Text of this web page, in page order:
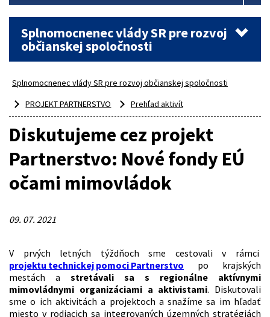
Splnomocnenec vlády SR pre rozvoj
občianskej spoločnosti
Splnomocnenec vlády SR pre rozvoj občianskej spoločnosti
PROJEKT PARTNERSTVO
Prehľad aktivít
Diskutujeme cez projekt
Partnerstvo: Nové fondy EÚ
očami mimovládok
09. 07. 2021
V prvých letných týždňoch sme cestovali v rámci
projektu technickej pomoci Partnerstvo po krajských
mestách a stretávali sa s regionálne aktívnymi
mimovládnymi organizáciami a aktivistami. Diskutovali
sme o ich aktivitách a projektoch a snažíme sa im hľadať
miesto v rodiacich sa integrovaných územných stratégiách